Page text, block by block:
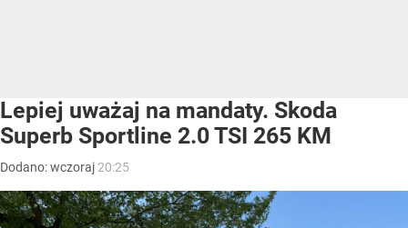
Lepiej uważaj na mandaty. Skoda
Superb Sportline 2.0 TSI 265 KM
Dodano:wczoraj 20:25